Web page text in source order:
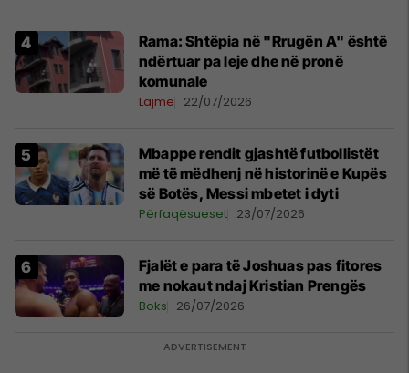
Rama: Shtëpia në "Rrugën A" është
ndërtuar pa leje dhe në pronë
komunale
Lajme 22/07/2026
Mbappe rendit gjashtë futbollistët
më të mëdhenj në historinë e Kupës
së Botës, Messi mbetet i dyti
Përfaqësueset 23/07/2026
Fjalët e para të Joshuas pas fitores
me nokaut ndaj Kristian Prengës
Boks 26/07/2026